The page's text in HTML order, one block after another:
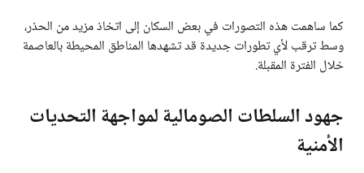
كما ساهمت هذه التصورات في بعض السكان إلى اتخاذ مزيد من الحذر،
وسط ترقب لأي تطورات جديدة قد تشهدها المناطق المحيطة بالعاصمة
خلال الفترة المقبلة.
جهود السلطات الصومالية لمواجهة التحديات
الأمنية